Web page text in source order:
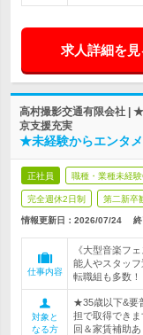
求人詳細を見
高村撮影交通有限会社 |
京支援充実
★未経験からエンタ
正社員 職種・業種未経
完全週休2日制 第二新卒
情報更新日：2026/07/24 終
仕事内容
《大型音楽フ
能人やスタッ
転職組も多数！
対象と
なる方
★35歳以下&要
担で取得でき
回＆家賃補助あ